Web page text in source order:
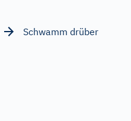
Schwamm drüber